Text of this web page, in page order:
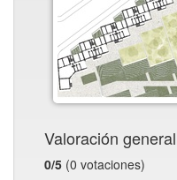
Valoración general
0/5 (0 votaciones)